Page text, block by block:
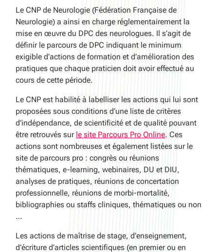
Le CNP de Neurologie (Fédération Française de
Neurologie) a ainsi en charge réglementairement la
mise en œuvre du DPC des neurologues. Il s’agit de
définir le parcours de DPC indiquant le minimum
exigible d’actions de formation et d’amélioration des
pratiques que chaque praticien doit avoir effectué au
cours de cette période.
Le CNP est habilité à labelliser les actions qui lui sont
proposées sous conditions d’une liste de critères
d’indépendance, de scientificité et de qualité pouvant
être retrouvés sur le site Parcours Pro Online. Ces
actions sont nombreuses et également listées sur le
site de parcours pro : congrès ou réunions
thématiques, e-learning, webinaires, DU et DIU,
analyses de pratiques, réunions de concertation
professionnelle, réunions de morbi-mortalité,
bibliographies ou staffs cliniques, thématiques ou non
…
Les actions de maîtrise de stage, d’enseignement,
d’écriture d’articles scientifiques (en premier ou en